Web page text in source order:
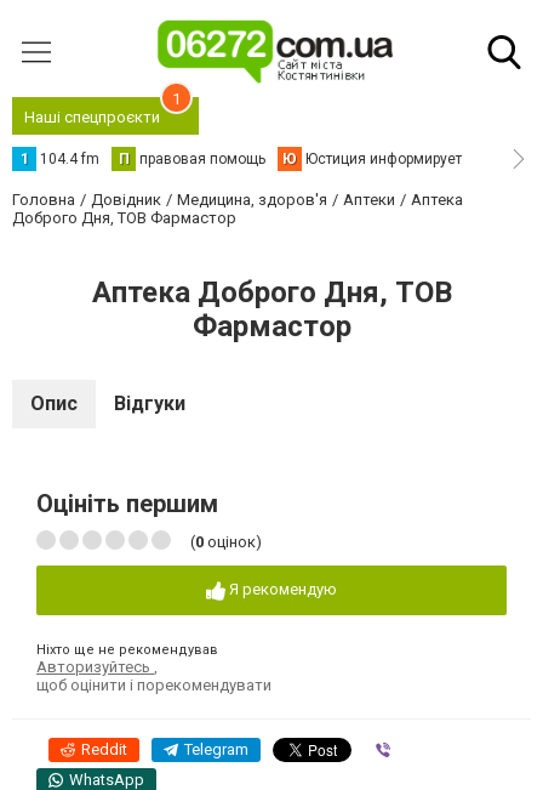
Наші спецпроєкти
1
1 104.4 fm П правовая помощь Ю Юстиция информирует
Головна Довідник Медицина, здоров'я Аптеки
Аптека
Доброго Дня, ТОВ Фармастор
Аптека Доброго Дня, ТОВ
Фармастор
Опис Відгуки
Оцініть першим
(0 оцінок)
Я рекомендую
Ніхто ще не рекомендував
Авторизуйтесь
щоб оцінити і порекомендувати
Reddit Telegram
WhatsApp